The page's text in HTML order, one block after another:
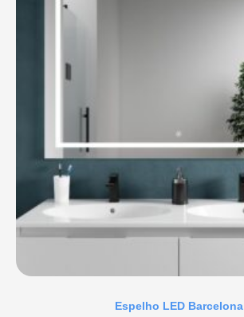
Espelho LED Barcelona